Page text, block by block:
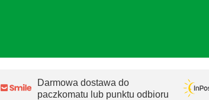
Darmowa dostawa do
paczkomatu lub punktu odbioru